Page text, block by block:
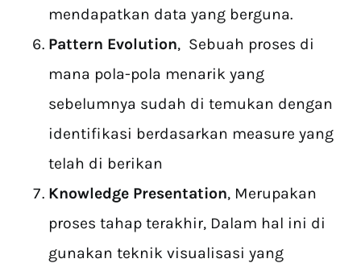
mendapatkan data yang berguna.
Pattern Evolution, Sebuah proses di
mana pola-pola menarik yang
sebelumnya sudah di temukan dengan
identifikasi berdasarkan measure yang
telah di berikan
Knowledge Presentation, Merupakan
proses tahap terakhir, Dalam hal ini di
gunakan teknik visualisasi yang